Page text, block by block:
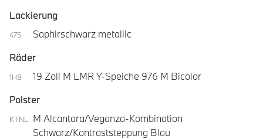
Lackierung
475
Saphirschwarz metallic
Räder
1H8
19 Zoll M LMR Y-Speiche 976 M Bicolor
Polster
KTNL
M Alcantara/Veganza-Kombination
Schwarz/Kontraststeppung Blau